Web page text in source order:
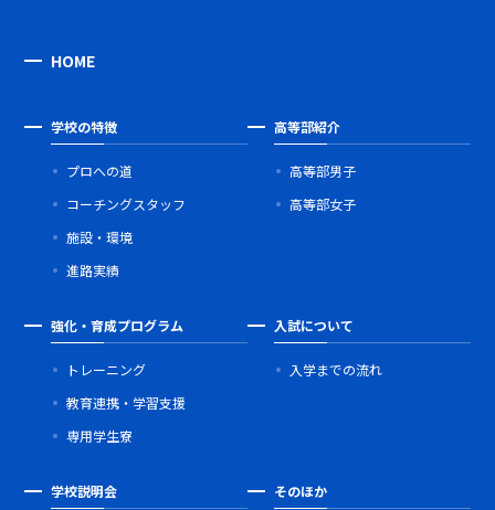
HOME
学校の特徴
プロへの道
コーチングスタッフ
施設・環境
進路実績
高等部紹介
高等部男子
高等部女子
強化・育成プログラム
トレーニング
教育連携・学習支援
専用学生寮
入試について
入学までの流れ
学校説明会 そのほか